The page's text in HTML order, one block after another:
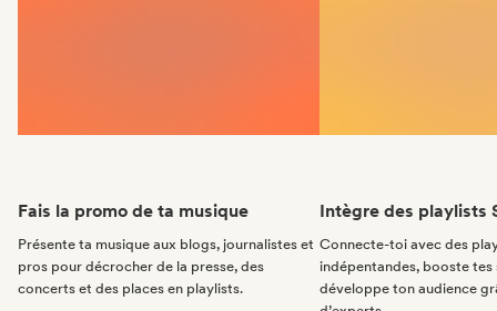
Fais la promo de ta musique
Présente ta musique aux blogs, journalistes et
pros pour décrocher de la presse, des
concerts et des places en playlists.
Intègre des playlists
Connecte-toi avec des
indépentandes, booste tes
développe ton audience